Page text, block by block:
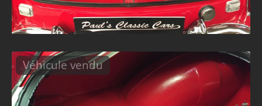
Véhicule vendu